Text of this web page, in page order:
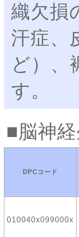
織欠損
汗症、
ど）、
す。
脳神
DPCコード
010040x099000x